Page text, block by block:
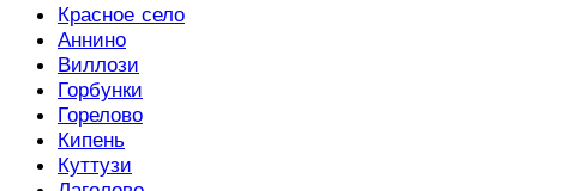
Красное село
Аннино
Виллози
Горбунки
Горелово
Кипень
Куттузи